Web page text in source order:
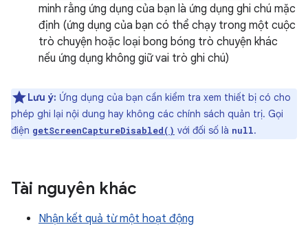
minh rằng ứng dụng của bạn là ứng dụng ghi chú mặc
định (ứng dụng của bạn có thể chạy trong một cuộc
trò chuyện hoặc loại bong bóng trò chuyện khác
nếu ứng dụng không giữ vai trò ghi chú)
Lưu ý: Ứng dụng của bạn cần kiểm tra xem thiết bị có cho
phép ghi lại nội dung hay không các chính sách quản trị. Gọi
điện getScreenCaptureDisabled() với đối số là null.
Tài nguyên khác
Nhận kết quả từ một hoạt động